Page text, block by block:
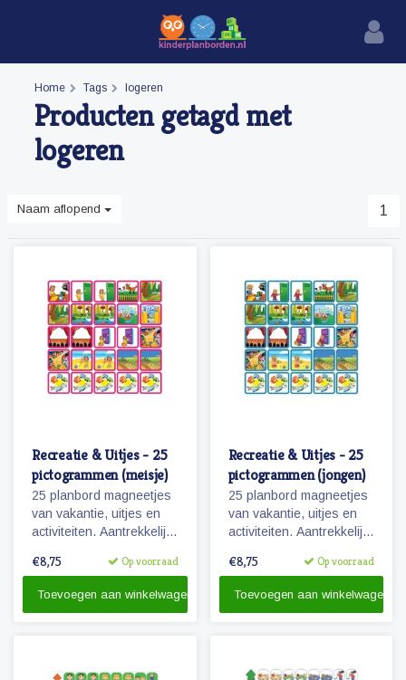
Home Tags logeren
Producten getagd met
logeren
Naam aflopend 1
Recreatie & Uitjes - 25
pictogrammen (meisje)
25 planbord magneetjes
van vakantie, uitjes en
activiteiten. Aantrekkelijk
pictogrammen.
€8,75 Op voorraad
Toevoegen aan winkelwagen
Recreatie & Uitjes - 25
pictogrammen (jongen)
25 planbord magneetjes
van vakantie, uitjes en
activiteiten. Aantrekkelijk
pictogrammen.
€8,75 Op voorraad
Toevoegen aan winkelwagen